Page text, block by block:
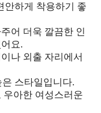
안하게 착용하기 좋
어 더욱 깔끔한 인
요.
나 외출 자리에서
스타일입니다.
우아한 여성스러운